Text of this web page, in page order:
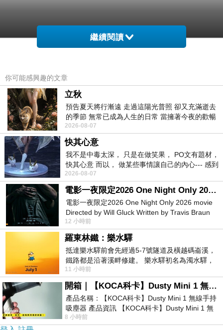
繼續閱讀
你可能感興趣的文章
立秋
預告夏天將行漸遠 走過這陽光普照 卻又充滿逝去
的季節 無常已成為人生的日常 當擁著今夜的歡暢
舒心 轉眼驟成昨日 而明晨 太陽
2026-08-07
快其心意
我不是中毒太深， 只是在做笑果， PO文有題材，
快其心意 而以， 做某些事情讓自己的內心--- 感到
愉快。
2026-08-07
電影一夜限定2026 One Night Only 2026 movie
電影一夜限定2026 One Night Only 2026 movie
Directed by Will Gluck Written by Travis Braun
Starring Monica Barbaro
12 小時前
羅東林鐵：樂水驛
抵達樂水驛前會先經過5-7號隧道及橫越碼崙溪，
鐵路都是沿著溪畔修建。 樂水驛初名為濁水驛，
但因與臺鐵集集線車站同名，於1953
11 小時前
開箱｜【KOCA科卡】Dusty Mini 1 無線手持吸塵器
產品名稱：【KOCA科卡】Dusty Mini 1 無線手持
吸塵器 產品資訊 【KOCA科卡】Dusty Mini 1 無
線手持吸塵器評語： 能吸、能吹兼具兩
8 小時前